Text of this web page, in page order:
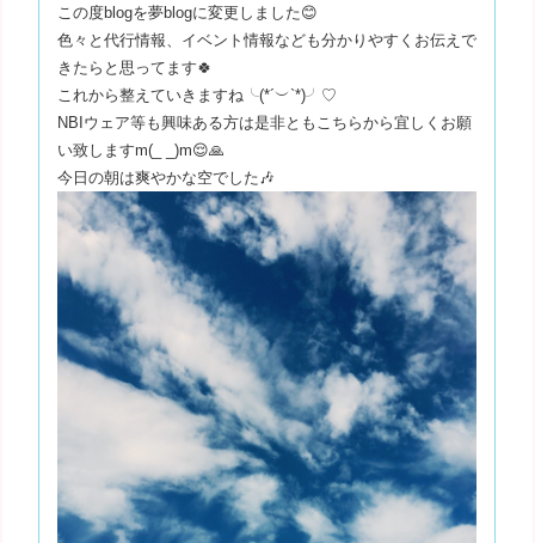
この度blogを夢blogに変更しました😊
色々と代行情報、イベント情報なども分かりやすくお伝えで
きたらと思ってます🍀
これから整えていきますね╰(*´︶`*)╯♡
NBIウェア等も興味ある方は是非ともこちらから宜しくお願
い致しますm(_ _)m😌🙏
今日の朝は爽やかな空でした🎶